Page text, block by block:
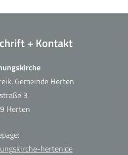
+ Kontakt
Gemeinde Herten
3
Herten
herten.de